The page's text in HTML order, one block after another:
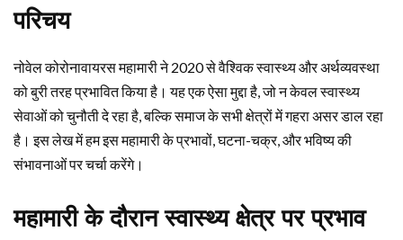
परिचय
नोवेल कोरोनावायरस महामारी ने 2020 से वैश्विक स्वास्थ्य और अर्थव्यवस्था
को बुरी तरह प्रभावित किया है। यह एक ऐसा मुद्दा है, जो न केवल स्वास्थ्य
सेवाओं को चुनौती दे रहा है, बल्कि समाज के सभी क्षेत्रों में गहरा असर डाल रहा
है। इस लेख में हम इस महामारी के प्रभावों, घटना-चक्र, और भविष्य की
संभावनाओं पर चर्चा करेंगे।
महामारी के दौरान स्वास्थ्य क्षेत्र पर प्रभाव